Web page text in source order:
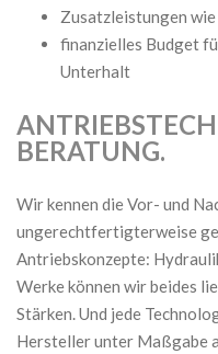
Zusatzleistungen
finanzielles Budget
Unterhalt
BERATUNG.
Wir kennen die Vor- und
ungerechtfertigterweise
Antriebskonzepte:
Werke können wir beides
Stärken. Und jede
Hersteller unter Maßgabe